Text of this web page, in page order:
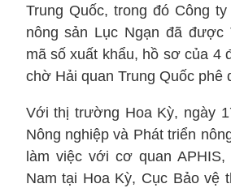
Trung Quốc, trong đó Công
nông sản Lục Ngạn đã được
mã số xuất khẩu, hồ sơ của 4
chờ Hải quan Trung Quốc phê
Với thị trường Hoa Kỳ, ngày
Nông nghiệp và Phát triển
làm việc với cơ quan
Nam tại Hoa Kỳ, Cục Bảo vệ